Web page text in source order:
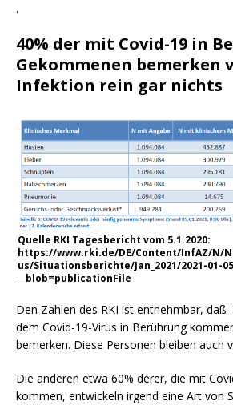
.
40% der mit Covid-19 in
Gekommenen bemerken
Infektion rein gar nichts
Quelle RKI Tagesbericht vom 5.1.2020:
https://www.rki.de/DE/Content/InfAZ/N/
us/Situationsberichte/Jan_2021/2021-01-
__blob=publicationFile
Den Zahlen des RKI ist entnehmbar,
dem Covid-19-Virus in Berührung
bemerken. Diese Personen bleiben auch
Die anderen etwa 60% derer, die mit
kommen, entwickeln irgend eine Art von